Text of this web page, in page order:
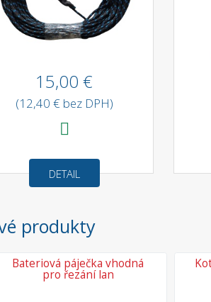
15,00 €
(12,40 € bez DPH)
DETAIL
produkty
Bateriová páječka vhodná
pro řezání lan